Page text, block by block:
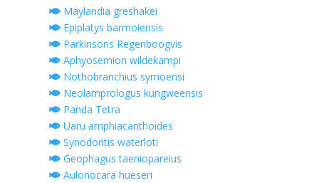
Maylandia greshakei
Epiplatys barmoiensis
Parkinsons Regenboogvis
Aphyosemion wildekampi
Nothobranchius symoensi
Neolamprologus kungweensis
Panda Tetra
Uaru amphiacanthoides
Synodontis waterloti
Geophagus taeniopareius
Aulonocara hueseri